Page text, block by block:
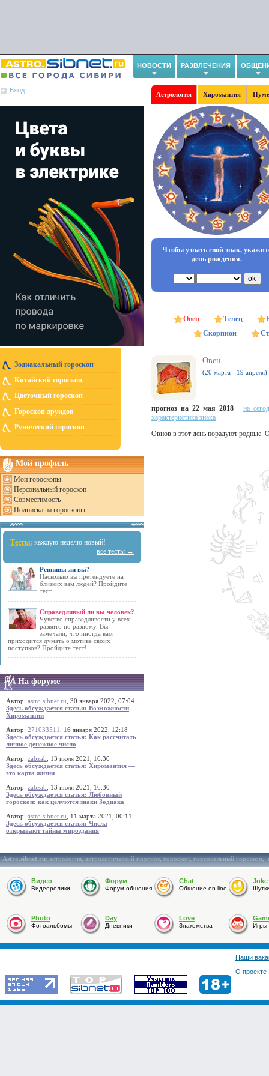
НОВОСТИ РАЗВЛЕЧЕНИЯ
Вход
Астрология Хиромантия
Зодиакальный гороскоп
Китайский гороскоп
Цветочный гороскоп
Гороскоп друидов
Рунический гороскоп
Мой профиль
Мои гороскопы
Персональный гороскоп
Совместимость
Подписка на гороскопы
Тесты: каждую неделю новый!
все тесты →
Ревнивы ли вы?
Насколько вы претендуете на
близких вам людей? Пройдите
тест.
Справедливый ли вы человек?
Чувство справедливости у всех
развито по разному. Вы
замечали, что иногда вам
приходится думать о мотиве своих
поступков? Пройдите тест!
На форуме
Автор: astro.sibnet.ru , 30 января 2022, 07:04
Здесь обсуждается статья: Возможности
Хиромантии
Автор: 271033511
, 16 января 2022, 12:18
Здесь обсуждается статья: Как рассчитать
личное денежное число
Автор: zabzab , 13 июля 2021, 16:30
Здесь обсуждается статья: Хиромантия —
это карта жизни
Автор: zabzab , 13 июля 2021, 16:30
Здесь обсуждается статья: Любовный
гороскоп: как целуются знаки Зодиака
Автор: astro.sibnet.ru , 11 марта 2021, 00:11
Здесь обсуждается статья: Числа
открывают тайны мироздания
Чтобы узнать свой знак,
день рождения.
Овен Телец
Скорпион
Овен
(20 марта - 19 апреля)
прогноз на 22 мая 2018
на
характеристика знака
Овнов в этот день порадуют родные.
Astro.sibnet.ru:астрология,астрологический прогноз,гороскоп,персональный гороскоп,
Видео
Видеоролики
Форум
Форум общения
Chat
Общение on-line
Joke
Photo
Фотоальбомы
Day
Дневники
Love
Знакомства Игры
Наши
О проекте